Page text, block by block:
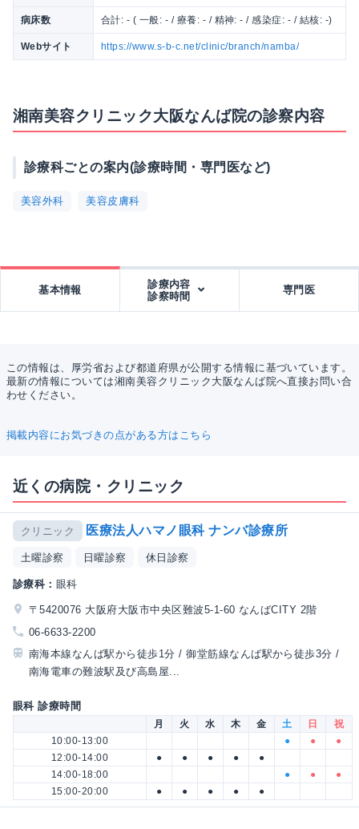
病床数 合計: - ( 一般: - / 療養: - / 精神: - / 感染症: - / 結核: -)
Webサイト https://www.s-b-c.net/clinic/branch/namba/
湘南美容クリニック大阪なんば院の診察内容
診療科ごとの案内(診療時間・専門医など)
美容外科 美容皮膚科
基本情報
診療内容
診察時間
専門医
この情報は、厚労省および都道府県が公開する情報に基づいています。
最新の情報については湘南美容クリニック大阪なんば院へ直接お問い合
わせください。
掲載内容にお気づきの点がある方はこちら
近くの病院・クリニック
クリニック 医療法人ハマノ眼科 ナンバ診療所
土曜診察 日曜診察 休日診察
診療科： 眼科
〒5420076 大阪府大阪市中央区難波5-1-60 なんばCITY 2階
06-6633-2200
南海本線なんば駅から徒歩1分 / 御堂筋線なんば駅から徒歩3分 /
南海電車の難波駅及び高島屋...
眼科 診療時間
月 火 水 木 金 土 日
祝
10:00-13:00
● ●
●
12:00-14:00
● ● ● ●
●
14:00-18:00
● ●
●
15:00-20:00
● ● ● ● ●